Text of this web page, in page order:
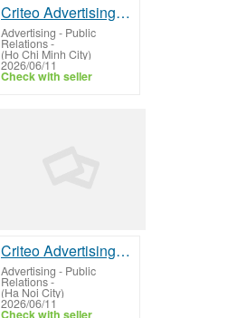
Criteo Advertising Specialist
Advertising - Public
Relations-
(Ho Chi Minh City)
2026/06/11
Check with seller
Criteo Advertising Specialist
Advertising - Public
Relations-
(Ha Noi City)
2026/06/11
Check with seller